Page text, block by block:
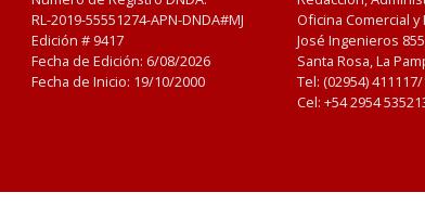
RL-2019-55551274-APN-DNDA#MJ
Edición # 9417
Fecha de Edición: 6/08/2026
Fecha de Inicio: 19/10/2000
Oficina Comercial
José Ingenieros
Santa Rosa, La
Tel: (02954)
Cel: +54 2954